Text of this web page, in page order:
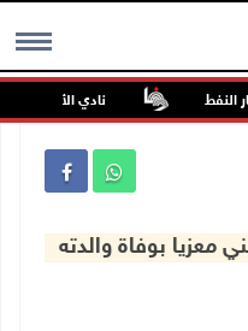
MENU
نادي الأسير:
معزيا بوفاة والدته